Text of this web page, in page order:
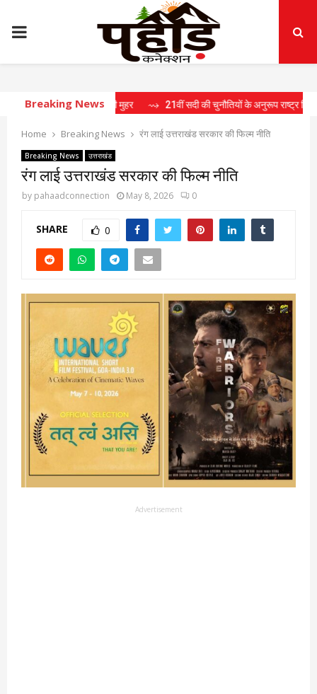
PRIMARY
MENU
Breaking News
प्रस्तावों पर लगी मुहर ⇝ 21वीं सदी की चुनौतियों के अनुरूप राष्ट्र निर्माण के लिए
Home Breaking News रंग लाई उत्तराखंड सरकार की फिल्म नीति
Breaking News उत्तराखंड
रंग लाई उत्तराखंड सरकार की फिल्म नीति
by pahaadconnection May 8, 2026 0
SHARE 0
Advertisement